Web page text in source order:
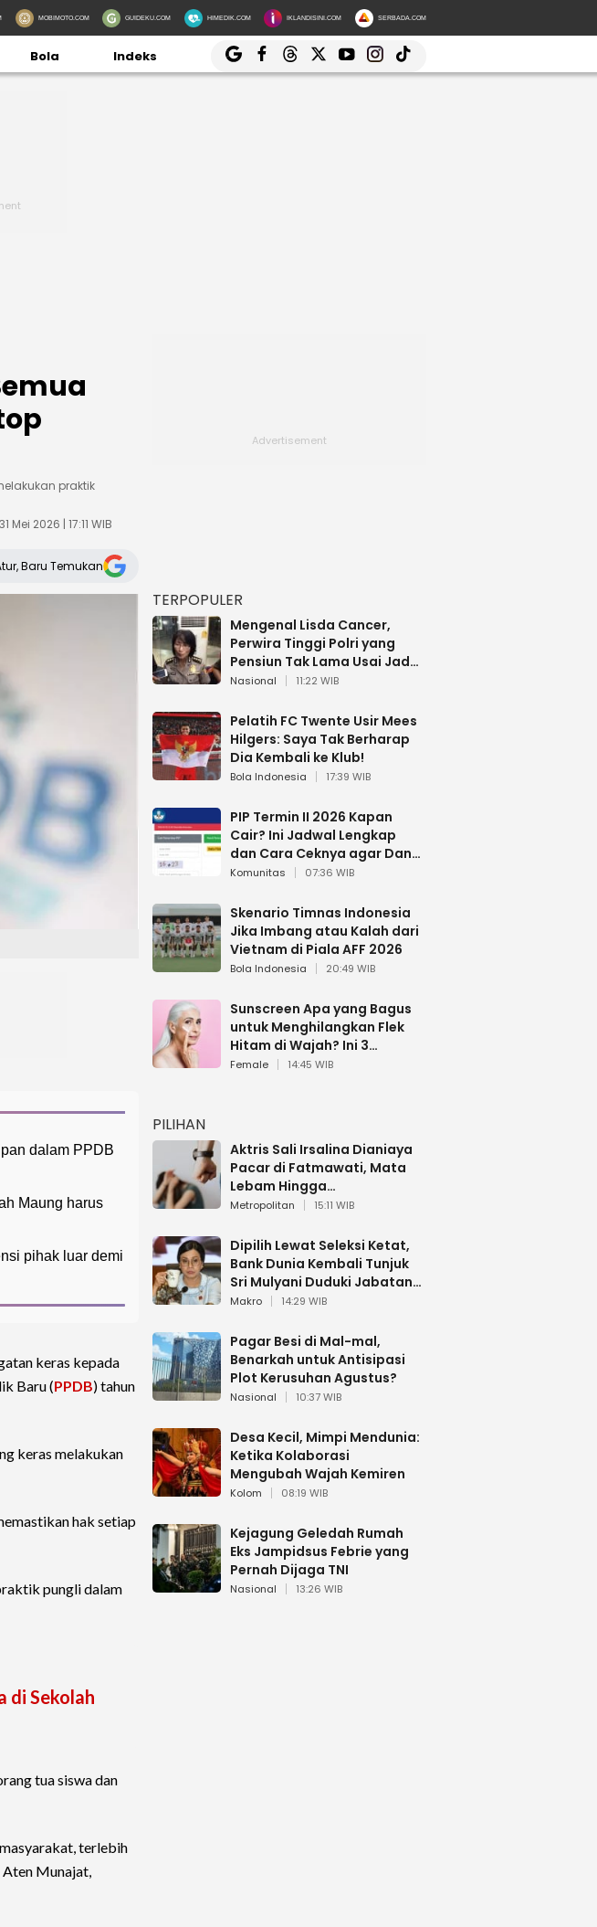
MOBIMOTO.COM GUIDEKU.COM HIMEDIK.COM IKLANDISINI.COM SERBADA.COM
Bola Indeks
praktik
Mei 2026 | 17:11 WIB
Baru Temukan
dalam PPDB
Maung harus
pihak luar demi
keras kepada
Baru (PPDB) tahun
keras melakukan
hak setiap
pungli dalam
di Sekolah
tua siswa dan
terlebih
Aten Munajat,
TERPOPULER
Mengenal Lisda Cancer,
Perwira Tinggi Polri yang
Pensiun Tak Lama Usai Jadi
Brigjen
Nasional 11:22 WIB
Pelatih FC Twente Usir Mees
Hilgers: Saya Tak Berharap
Dia Kembali ke Klub!
Bola Indonesia 17:39 WIB
PIP Termin II 2026 Kapan
Cair? Ini Jadwal Lengkap
dan Cara Ceknya agar Dana
Tidak Hangus!
Komunitas 07:36 WIB
Skenario Timnas Indonesia
Jika Imbang atau Kalah dari
Vietnam di Piala AFF 2026
Bola Indonesia 20:49 WIB
Sunscreen Apa yang Bagus
untuk Menghilangkan Flek
Hitam di Wajah? Ini 3
Rekomendasi sesuai Review
Female 14:45 WIB
PILIHAN
Aktris Sali Irsalina Dianiaya
Pacar di Fatmawati, Mata
Lebam Hingga
Diselamatkan Polantas
Metropolitan 15:11 WIB
Dipilih Lewat Seleksi Ketat,
Bank Dunia Kembali Tunjuk
Sri Mulyani Duduki Jabatan
Strategis
Makro 14:29 WIB
Pagar Besi di Mal-mal,
Benarkah untuk Antisipasi
Plot Kerusuhan Agustus?
Nasional 10:37 WIB
Desa Kecil, Mimpi Mendunia:
Ketika Kolaborasi
Mengubah Wajah Kemiren
Kolom 08:19 WIB
Kejagung Geledah Rumah
Eks Jampidsus Febrie yang
Pernah Dijaga TNI
Nasional 13:26 WIB